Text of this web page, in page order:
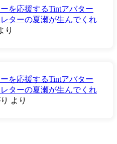
を応援するTintアバター
ターの夏瀬が生んでくれ
り
を応援するTintアバター
ターの夏瀬が生んでくれ
より